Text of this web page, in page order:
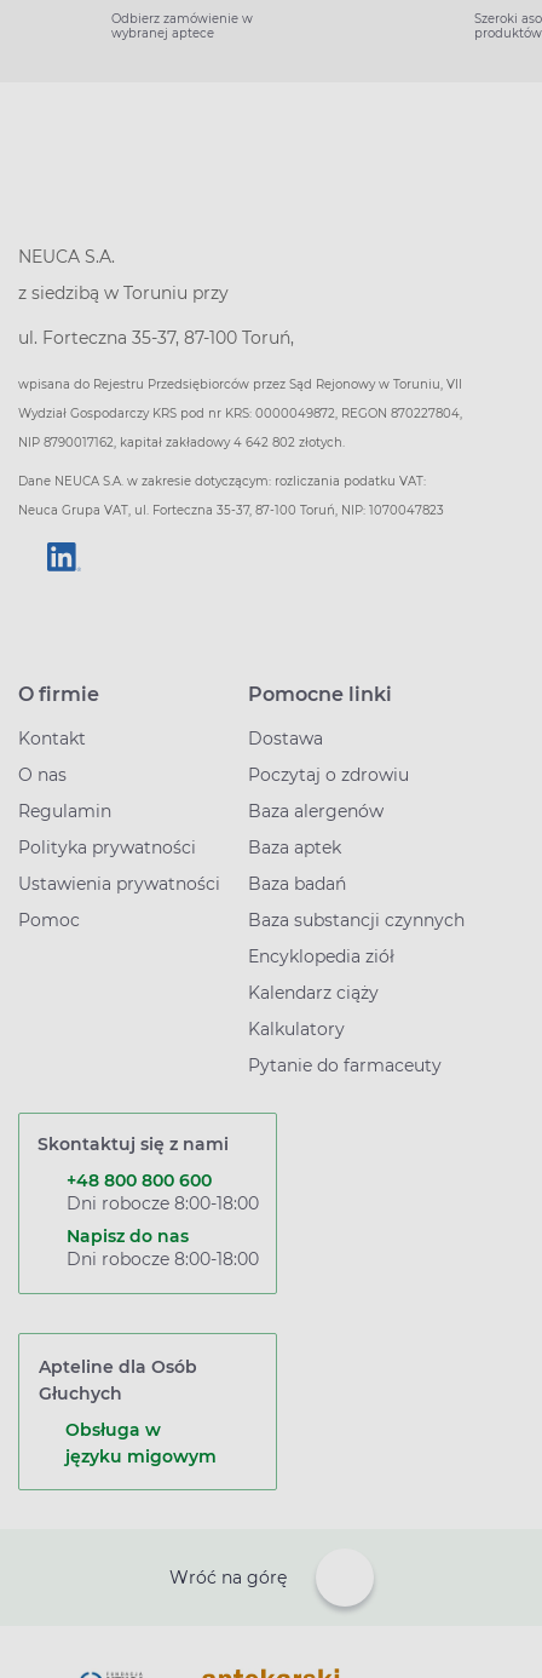
Odbierz zamówienie w
wybranej aptece
Szeroki
produktów
NEUCA S.A.
z siedzibą w Toruniu przy
ul. Forteczna 35-37, 87-100 Toruń,
wpisana do Rejestru Przedsiębiorców przez Sąd Rejonowy w Toruniu, VII
Wydział Gospodarczy KRS pod nr KRS: 0000049872, REGON 870227804,
NIP 8790017162, kapitał zakładowy 4 642 802 złotych.
Dane NEUCA S.A. w zakresie dotyczącym: rozliczania podatku VAT:
Neuca Grupa VAT, ul. Forteczna 35-37, 87-100 Toruń, NIP: 1070047823
O firmie
Kontakt
O nas
Regulamin
Polityka prywatności
Ustawienia prywatności
Pomoc
Pomocne linki
Dostawa
Poczytaj o zdrowiu
Baza alergenów
Baza aptek
Baza badań
Baza substancji czynnych
Encyklopedia ziół
Kalendarz ciąży
Kalkulatory
Pytanie do farmaceuty
Skontaktuj się z nami
+48 800 800 600
Dni robocze 8:00-18:00
Napisz do nas
Dni robocze 8:00-18:00
Apteline dla Osób
Głuchych
Obsługa w
języku migowym
Wróć na górę